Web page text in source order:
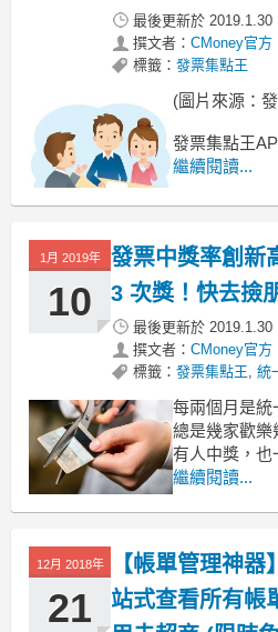
最後更新於 2019.1.30
撰文者： CMoney官方
標籤： 發票集點王
(圖片來源：
發票集點王
讓你沒中的發
只要掃發票集
繼續閱讀...
1月 2019年
10
發票中獎率創新
3 次獎！快去撿
最後更新於 2019.1.30
撰文者： CMoney官方
標籤： 發票集點王, 統
每兩個月是統
總是幾家歡樂
有人中獎，也
到底怎麼樣才
繼續閱讀...
12月 2018年
21
【帳單管理神
站式查看所有帳